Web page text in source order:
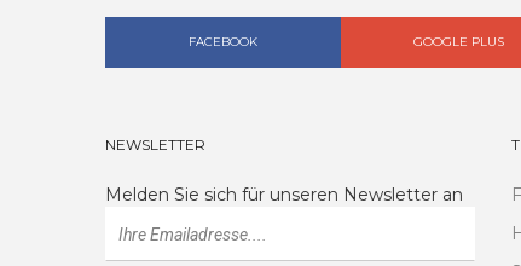
FACEBOOK GOOGLE PLUS
NEWSLETTER
Melden Sie sich für unseren Newsletter an